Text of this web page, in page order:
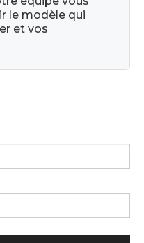
le modèle qui
et vos